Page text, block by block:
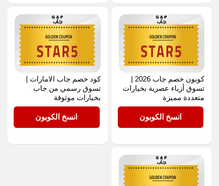
كوبون خصم جاب 2026 |
تسوق أزياء عصرية بخيارات
متعددة مميزة
STAR5انسخ الكوبون
كود خصم جاب الامارات |
تسوق رسمي من جاب
بخيارات موثوقة
STAR5انسخ الكوبون